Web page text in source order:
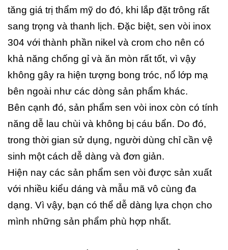
tăng giá trị thẩm mỹ do đó, khi lắp đặt trông rất
sang trọng và thanh lịch. Đặc biệt, sen vòi inox
304 với thành phần nikel và crom cho nên có
khả năng chống gỉ và ăn mòn rất tốt, vì vậy
không gây ra hiện tượng bong tróc, nổ lớp mạ
bên ngoài như các dòng sản phẩm khác.
Bên cạnh đó, sản phẩm sen vòi inox còn có tính
năng dễ lau chùi và không bị cáu bẩn. Do đó,
trong thời gian sử dụng, người dùng chỉ cần vệ
sinh một cách dễ dàng và đơn giản.
Hiện nay các sản phẩm sen vòi được sản xuất
với nhiều kiểu dáng và mẫu mã vô cùng đa
dạng. Vì vậy, bạn có thể dễ dàng lựa chọn cho
mình những sản phẩm phù hợp nhất.